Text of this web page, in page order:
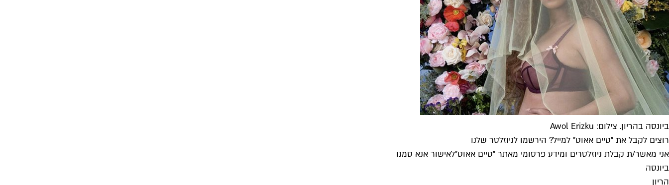
ביונסה בהריון. צילום: Awol Erizku
רוצים לקבל את ״טיים אאוט״ למייל? הירשמו לניוזלטר שלנו
אני מאשר/ת קבלת ניוזלטרים ומידע פרסומי מאתר ״טיים אאוט״לאישור אנא סמנו
ביונסה
הריון